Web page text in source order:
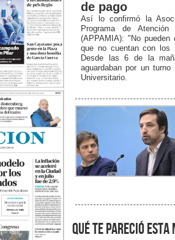
de pago
Así lo confirmó la
Programa de
(APPAMIA): "No
que no cuentan con los
Desde las 6 de la
aguardaban por un
Universitario.
qué te pareció